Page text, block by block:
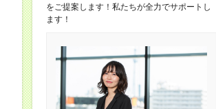
をご提案します！私たちが全力でサポートし
ます！